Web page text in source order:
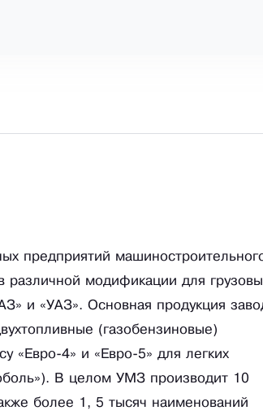
предприятий
различной модификации для
и «УАЗ». Основная продукция
(газобензиновые)
«Евро-4» и «Евро-5» для легких
В целом УМЗ производит 10
более 1, 5 тысяч наименований